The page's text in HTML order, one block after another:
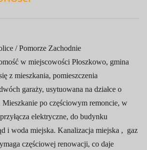
/ Pomorze Zachodnie
w miejscowości Płoszkowo, gmina
z mieszkania, pomieszczenia
garaży, usytuowana na działce o
po częściowym remoncie, w
elektryczne, do budynku
i woda miejska. Kanalizacja miejska , gaz
częściowej renowacji, co daje